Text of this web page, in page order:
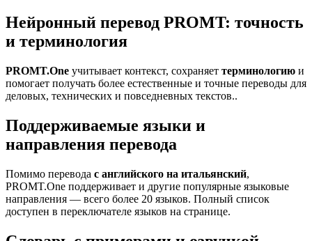
Нейронный перевод PROMT: точность
и терминология
PROMT.One учитывает контекст, сохраняет терминологию и
помогает получать более естественные и точные переводы для
деловых, технических и повседневных текстов..
Поддерживаемые языки и
направления перевода
Помимо перевода с английского на итальянский,
PROMT.One поддерживает и другие популярные языковые
направления — всего более 20 языков. Полный список
доступен в переключателе языков на странице.